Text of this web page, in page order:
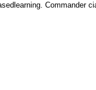
Commander